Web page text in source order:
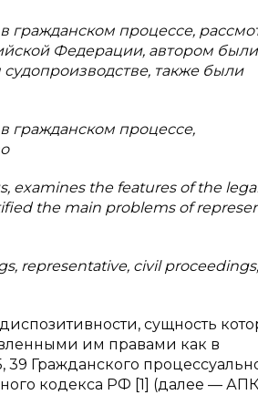
гражданском процессе,
Федерации, автором были
также были
гражданском процессе,
examines the features of the
the main problems of
representative, civil
сущность
им правами как в
Гражданского
кодекса РФ [1] (далее —